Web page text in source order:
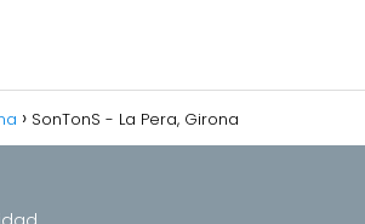
SonTonS - La Pera, Girona